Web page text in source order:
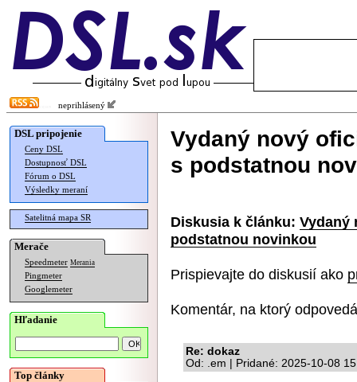
neprihlásený
DSL pripojenie
Ceny DSL
Dostupnosť DSL
Fórum o DSL
Výsledky meraní
Satelitná mapa SR
Merače
Speedmeter Merania
Pingmeter
Googlemeter
Hľadanie
Top články
Vydaný nový
s podstatnou
Diskusia k článku: Vydaný
podstatnou novinkou
Prispievajte do diskusií ako
Komentár, na ktorý
Re: dokaz
Od: .em | Pridané: 2025-10-08